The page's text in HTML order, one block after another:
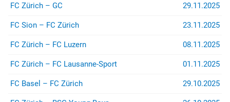
FC Zürich – GC 29.11.2025
FC Sion – FC Zürich 23.11.2025
FC Zürich – FC Luzern 08.11.2025
FC Zürich – FC Lausanne-Sport 01.11.2025
FC Basel – FC Zürich 29.10.2025